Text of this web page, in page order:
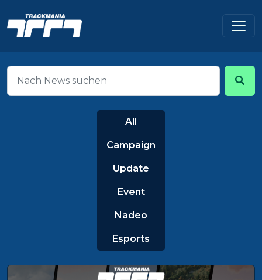
All
Campaign
Update
Event
Nadeo
Esports